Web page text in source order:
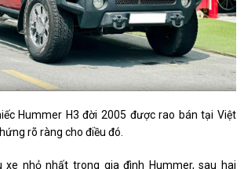
Hummer H3 đời 2005 được rao bán tại Việt
rõ ràng cho điều đó.
xe nhỏ nhất trong gia đình Hummer, sau hai